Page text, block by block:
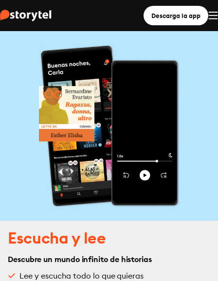
Descarga la app
Escucha y lee
Descubre un mundo infinito de historias
Lee y escucha todo lo que quieras